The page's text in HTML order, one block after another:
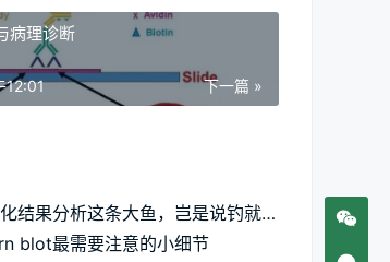
病理诊断
下一篇 »
12:01
实验专栏丨免疫组化结果分析这条大鱼，岂是说钓就钓的
blot最需要注意的小细节